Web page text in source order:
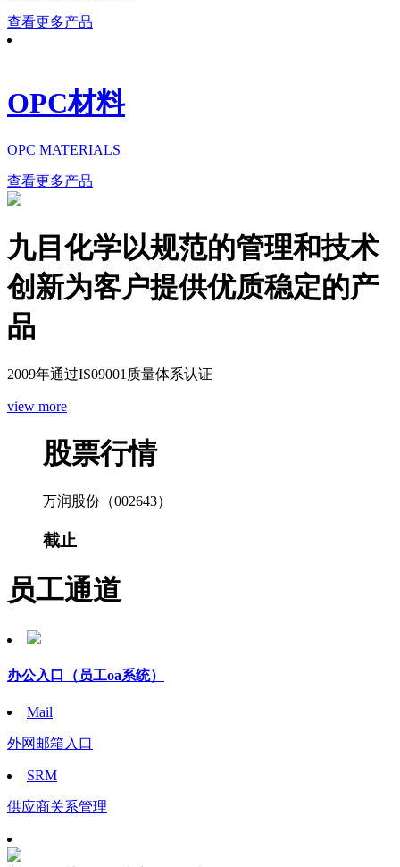
查看更多产品
OPC材料
OPC MATERIALS
查看更多产品
九目化学以规范的管理和技术
创新为客户提供优质稳定的产
品
2009年通过IS09001质量体系认证
view more
股票行情
万润股份（002643）
截止
员工通道
办公入口 （员工oa系统）
Mail
外网邮箱入口
SRM
供应商关系管理